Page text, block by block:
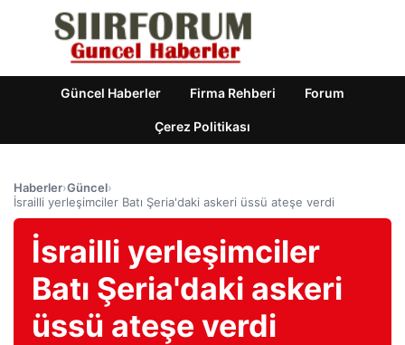
Güncel Haberler Firma Rehberi Forum
Çerez Politikası
Haberler›Güncel›
İsrailli yerleşimciler Batı Şeria'daki askeri üssü ateşe verdi
İsrailli yerleşimciler
Batı Şeria'daki askeri
üssü ateşe verdi